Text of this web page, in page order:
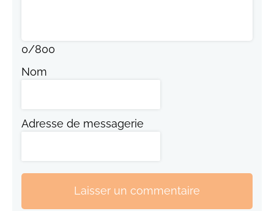
0/800
Nom
Adresse de messagerie
Laisser un commentaire